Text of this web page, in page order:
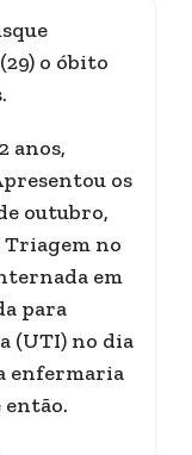
o óbito
anos,
os
outubro,
Triagem no
em
para
(UTI) no dia
enfermaria